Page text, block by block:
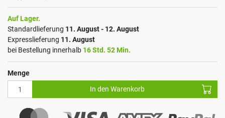
Auf Lager.
Standardlieferung 11. August - 12. August
Expresslieferung 11. August
bei Bestellung innerhalb 16 Std. 52 Min.
Menge
In den Warenkorb